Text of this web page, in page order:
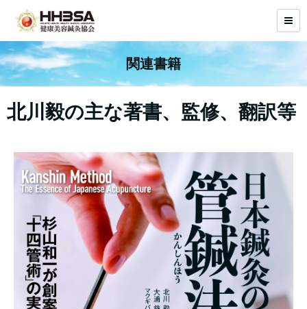
関連書籍
北川毅の主な著書、監修、翻訳等